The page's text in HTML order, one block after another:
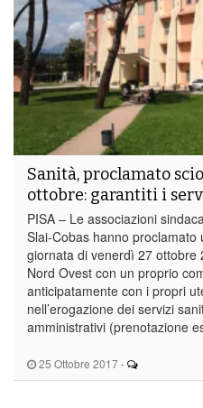
25 Ottobre 2017 -
Sanità, proclamato
ottobre: garantiti i
PISA – Le associazioni
Slai-Cobas hanno proclamato
giornata di venerdì 27 ottobre
Nord Ovest con un proprio
anticipatamente con i propri
nell’erogazione dei servizi
amministrativi (prenotazione